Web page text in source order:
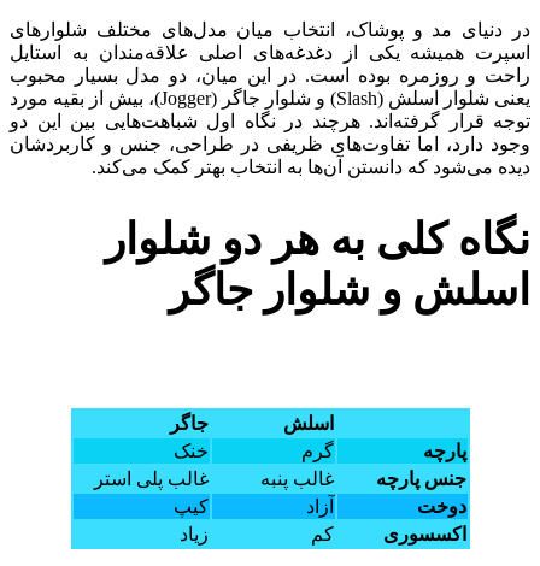
در دنیای مد و پوشاک، انتخاب میان مدل‌های مختلف شلوارهای
اسپرت همیشه یکی از دغدغه‌های اصلی علاقه‌مندان به استایل
راحت و روزمره بوده است. در این میان، دو مدل بسیار محبوب
یعنی شلوار اسلش (Slash) و شلوار جاگر (Jogger)، بیش از بقیه مورد
توجه قرار گرفته‌اند. هرچند در نگاه اول شباهت‌هایی بین این دو
وجود دارد، اما تفاوت‌های ظریفی در طراحی، جنس و کاربردشان
دیده می‌شود که دانستن آن‌ها به انتخاب بهتر کمک می‌کند.
نگاه کلی به هر دو شلوار
اسلش و شلوار جاگر
اسلش
جاگر
پارچه
گرم
خنک
جنس پارچه
غالب پنبه
غالب پلی استر
دوخت
آزاد
کیپ
اکسسوری
کم زیاد